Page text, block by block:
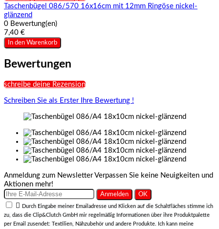
Taschenbügel 086/570 16x16cm mit 12mm Ringöse nickel-
glänzend
0 Bewertung(en)
7,40 €
In den Warenkorb
Bewertungen
schreibe deine Rezension
Schreiben Sie als Erster Ihre Bewertung !
Anmeldung zum Newsletter Verpassen Sie keine Neuigkeiten und
Aktionen mehr!
Durch Eingabe meiner Emailadresse und Klicken auf die Schaltfläches stimme ich
zu, dass die Clip&Clutch GmbH mir regelmäßig Informationen über ihre Produktpalette
per Email zusendet: Textilien, Nähzubehör und andere Produkte. Ich kann meine